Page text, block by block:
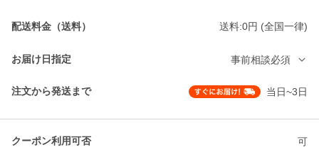
配送料金（送料） 送料:0円 (全国一律)
お届け日指定 事前相談必須
注文から発送まで 当日~3日
クーポン利用可否 可